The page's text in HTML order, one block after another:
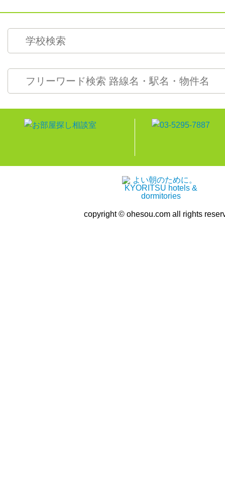
copyright © ohesou.com all rights